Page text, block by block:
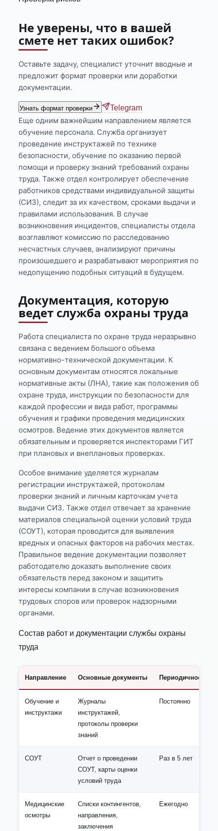
Не уверены, что в вашей
смете нет таких ошибок?
Оставьте задачу, специалист уточнит вводные и
предложит формат проверки или доработки
документации.
Узнать формат проверки Telegram
Еще одним важнейшим направлением является
обучение персонала. Служба организует
проведение инструктажей по технике
безопасности, обучение по оказанию первой
помощи и проверку знаний требований охраны
труда. Также отдел контролирует обеспечение
работников средствами индивидуальной защиты
(СИЗ), следит за их качеством, сроками выдачи и
правилами использования. В случае
возникновения инцидентов, специалисты отдела
возглавляют комиссию по расследованию
несчастных случаев, анализируют причины
произошедшего и разрабатывают мероприятия по
недопущению подобных ситуаций в будущем.
Документация, которую
ведет служба охраны труда
Работа специалиста по охране труда неразрывно
связана с ведением большого объема
нормативно-технической документации. К
основным документам относятся локальные
нормативные акты (ЛНА), такие как положения об
охране труда, инструкции по безопасности для
каждой профессии и вида работ, программы
обучения и графики проведения медицинских
осмотров. Ведение этих документов является
обязательным и проверяется инспекторами ГИТ
при плановых и внеплановых проверках.
Особое внимание уделяется журналам
регистрации инструктажей, протоколам
проверки знаний и личным карточкам учета
выдачи СИЗ. Также отдел отвечает за хранение
материалов специальной оценки условий труда
(СОУТ), которая проводится для выявления
вредных и опасных факторов на рабочих местах.
Правильное ведение документации позволяет
работодателю доказать выполнение своих
обязательств перед законом и защитить
интересы компании в случае возникновения
трудовых споров или проверок надзорными
органами.
Состав работ и документации службы охраны
труда
Направление Основные документы Периодичность
Обучение и
инструктажи
Журналы
инструктажей,
протоколы проверки
знаний
Постоянно
СОУТ
Отчет о проведении
СОУТ, карты оценки
условий труда
Раз в 5 лет
Медицинские
осмотры
Списки контингентов,
направления,
заключения
Ежегодно